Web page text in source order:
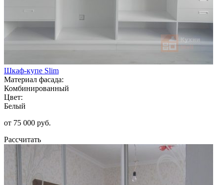
Шкаф-купе Slim
Материал фасада:
Комбинированный
Цвет:
Белый
от 75 000 руб.
Рассчитать